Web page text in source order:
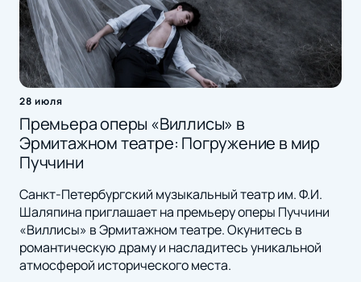
28 июля
Премьера оперы «Виллисы» в
Эрмитажном театре: Погружение в мир
Пуччини
Санкт-Петербургский музыкальный театр им. Ф.И.
Шаляпина приглашает на премьеру оперы Пуччини
«Виллисы» в Эрмитажном театре. Окунитесь в
романтическую драму и насладитесь уникальной
атмосферой исторического места.